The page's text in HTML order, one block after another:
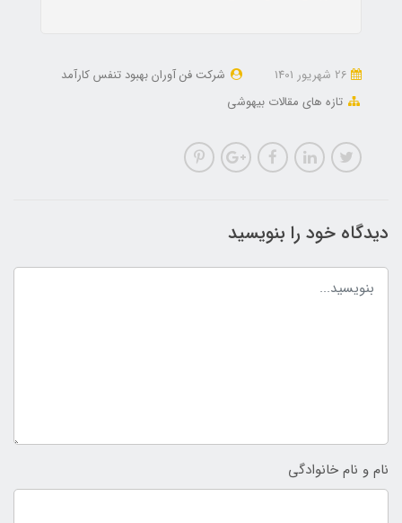
شرکت فن آوران بهبود تنفس کارآمد
تازه های مقالات بیهوشی
دیدگاه خود را بنویسید
نام و نام خانوادگی